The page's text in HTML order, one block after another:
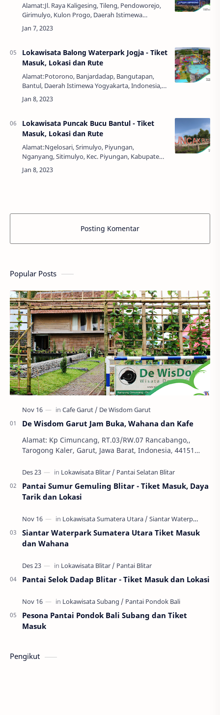
Alamat:Jl. Raya Kaligesing, Tileng, Pendoworejo,
Girimulyo, Kulon Progo, Daerah Istimewa
Yogyakarta, Indonesia, 55674Jam Buka:10:00 -
21:00 WIBTelepon:0823-2222-1072Harga
Lokawisata Balong Waterpark Jogja - Tiket
Masuk, Lokasi dan Rute
Alamat:Potorono, Banjardadap, Bangutapan,
Bantul, Daerah Istimewa Yogyakarta, Indonesia,
55194Jam Buka:09.00 - 17.00 WIBHarga Tiket:Rp
15.000,00Balong Waterpark - Yogyakarta memili…
Lokawisata Puncak Bucu Bantul - Tiket
Masuk, Lokasi dan Rute
Alamat:Ngelosari, Srimulyo, Piyungan,
Nganyang, Sitimulyo, Kec. Piyungan, Kabupaten
Bantul, Daerah Istimewa Yogyakarta 55792Jam
Buka:08.00 - 17.00 WIBHarga Tiket:Rp
Posting Komentar
Popular Posts
De Wisdom Garut Jam Buka, Wahana dan Kafe
Alamat: Kp Cimuncang, RT.03/RW.07 Rancabango,,
Tarogong Kaler, Garut, Jawa Barat, Indonesia, 44151
Pantai Sumur Gemuling Blitar - Tiket Masuk, Daya
Tarik dan Lokasi
Siantar Waterpark Sumatera Utara Tiket Masuk
dan Wahana
Pantai Selok Dadap Blitar - Tiket Masuk dan Lokasi
Pesona Pantai Pondok Bali Subang dan Tiket
Masuk
Pengikut